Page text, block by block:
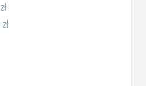
zł
zł